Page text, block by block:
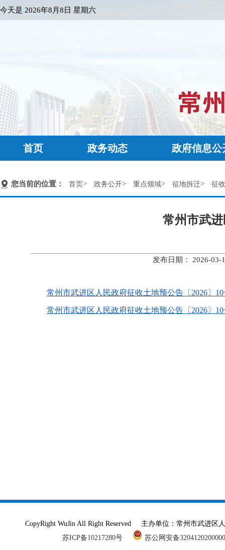
今天是 2026年8月8日 星期六
首页 政务动态 政府信息公
您当前的位置： 首页> 政务公开> 重点领域> 征地拆迁> 征
常州市武
发布日期： 2026-
常州市武进区人民政府征收土地预公告〔2026〕10
常州市武进区人民政府征收土地预公告〔2026〕
CopyRight WuJin All Right Reserved 主办单位：常州市武进
苏ICP备10217280号
苏公网安备